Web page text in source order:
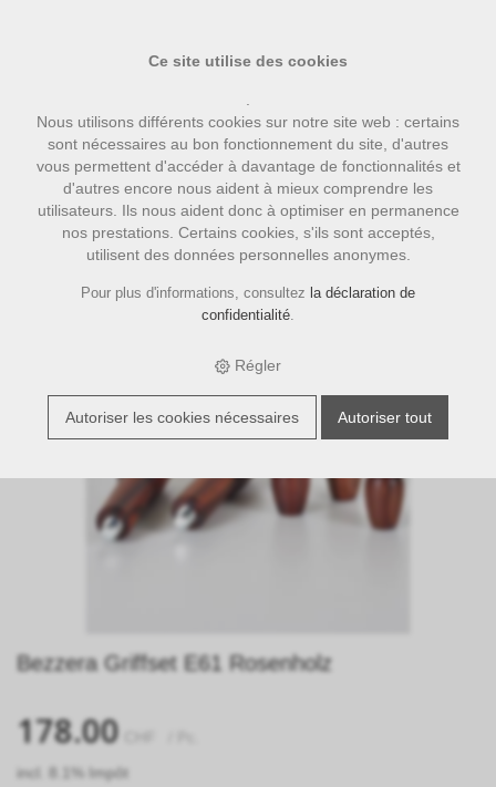
accessoires › Bezzera Zubehör › Bezzera Griffset E61
Bezzera Griffset E61 Rosenholz
178.00
incl. 8.1% Impôt
Ce site utilise des cookies
Nous utilisons différents cookies sur notre site web : certains
sont nécessaires au bon fonctionnement du site, d'autres
vous permettent d'accéder à davantage de fonctionnalités et
d'autres encore nous aident à mieux comprendre les
utilisateurs. Ils nous aident donc à optimiser en permanence
nos prestations. Certains cookies, s'ils sont acceptés,
utilisent des données personnelles anonymes.
Pour plus d'informations, consultez la déclaration de
confidentialité.
Régler
Autoriser les cookies nécessaires Autoriser tout